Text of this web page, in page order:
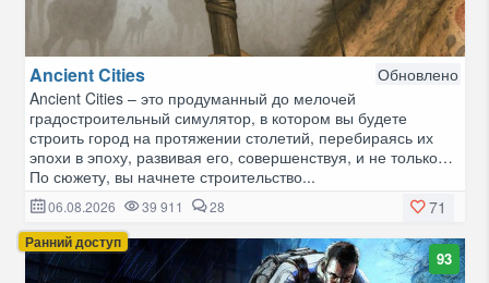
Ancient Cities
Обновлено
Ancient Cities – это продуманный до мелочей
градостроительный симулятор, в котором вы будете
строить город на протяжении столетий, перебираясь их
эпохи в эпоху, развивая его, совершенствуя, и не только…
По сюжету, вы начнете строительство...
71
06.08.2026 39 911 28
Ранний доступ
93